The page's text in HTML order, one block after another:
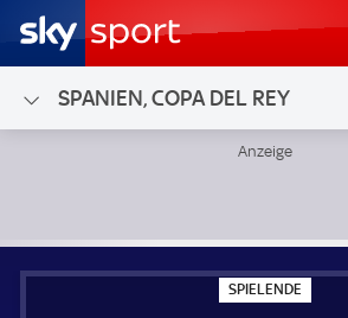
SPANIEN, COPA DEL REY
SPIELENDE
P